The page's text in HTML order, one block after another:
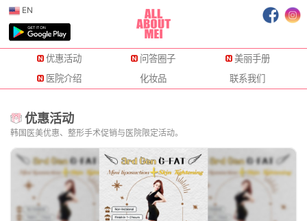
EN
优惠活动 问答圈子
美丽手册
医院介绍
化妆品 联系我们
优惠活动
韩国医美优惠、整形手术促销与医院限定活动。